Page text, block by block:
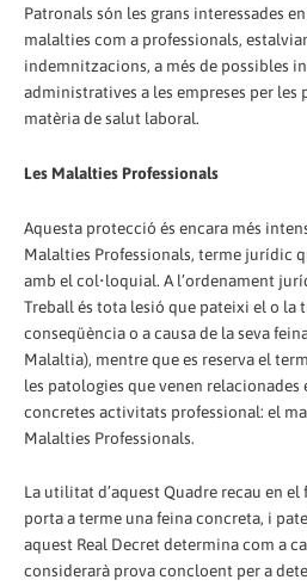
Patronals són les grans interessades
malalties com a professionals,
indemnitzacions, a més de possibles
administratives a les empreses per les
matèria de salut laboral.
Les Malalties Professionals
Aquesta protecció és encara més
Malalties Professionals, terme jurídic
amb el col•loquial. A l’ordenament
Treball és tota lesió que pateixi el o la
conseqüència o a causa de la seva
Malaltia), mentre que es reserva el
les patologies que venen relacionades
concretes activitats professional: el
Malalties Professionals.
La utilitat d’aquest Quadre recau en
porta a terme una feina concreta, i
aquest Real Decret determina com a
considerarà prova concloent per a